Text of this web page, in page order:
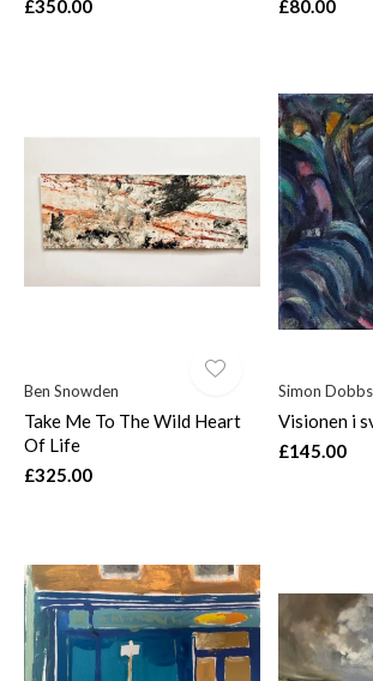
£350.00
£80.00
Ben Snowden
Take Me To The Wild Heart
Of Life
£325.00
Simon Dobbs
Visionen i
£145.00